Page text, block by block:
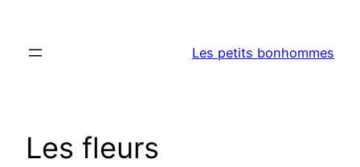
contenu
Les petits bonhommes
Les fleurs